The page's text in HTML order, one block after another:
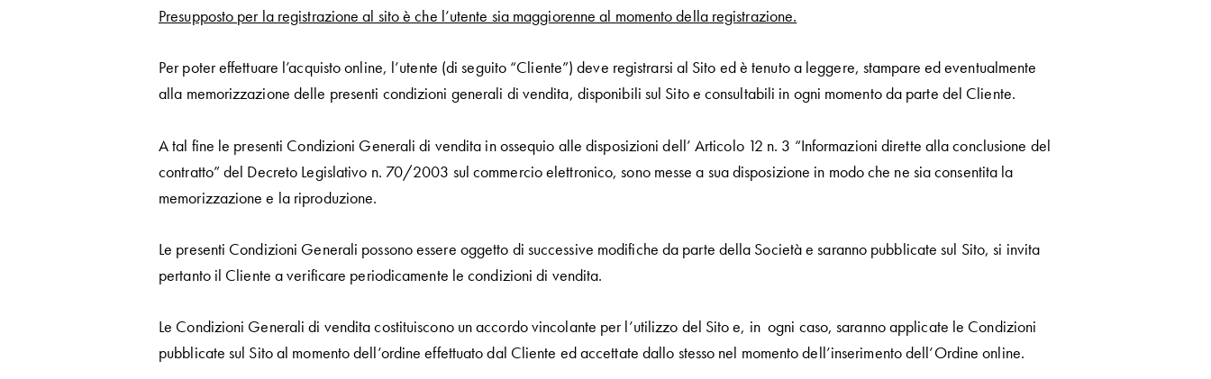
Presupposto per la registrazione al sito è che l’utente sia maggiorenne al momento della registrazione.
Per poter effettuare l’acquisto online, l’utente (di seguito “Cliente”) deve registrarsi al Sito ed è tenuto a leggere, stampare ed eventualmente
alla memorizzazione delle presenti condizioni generali di vendita, disponibili sul Sito e consultabili in ogni momento da parte del Cliente.
A tal fine le presenti Condizioni Generali di vendita in ossequio alle disposizioni dell’ Articolo 12 n. 3 “Informazioni dirette alla conclusione del
contratto” del Decreto Legislativo n. 70/2003 sul commercio elettronico, sono messe a sua disposizione in modo che ne sia consentita la
memorizzazione e la riproduzione.
Le presenti Condizioni Generali possono essere oggetto di successive modifiche da parte della Società e saranno pubblicate sul Sito, si invita
pertanto il Cliente a verificare periodicamente le condizioni di vendita.
Le Condizioni Generali di vendita costituiscono un accordo vincolante per l’utilizzo del Sito e, in ogni caso, saranno applicate le Condizioni
pubblicate sul Sito al momento dell’ordine effettuato dal Cliente ed accettate dallo stesso nel momento dell’inserimento dell’Ordine online.